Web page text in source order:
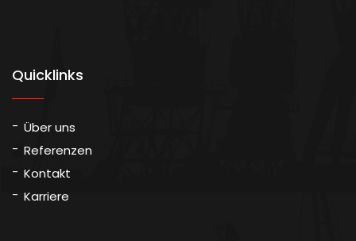
Quicklinks
Über uns
Referenzen
Kontakt
Karriere